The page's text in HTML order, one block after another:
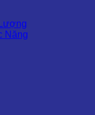
Năng